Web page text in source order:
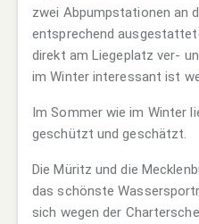
zwei Abpumpstationen an
entsprechend
direkt am Liegeplatz ver-
im Winter interessant ist
Im Sommer wie im Winter
geschützt und geschätzt.
Die Müritz und die
das schönste
sich wegen der